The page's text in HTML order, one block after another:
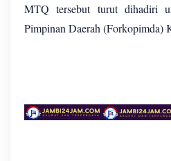
MTQ tersebut turut dihadiri
Pimpinan Daerah (Forkopimda)